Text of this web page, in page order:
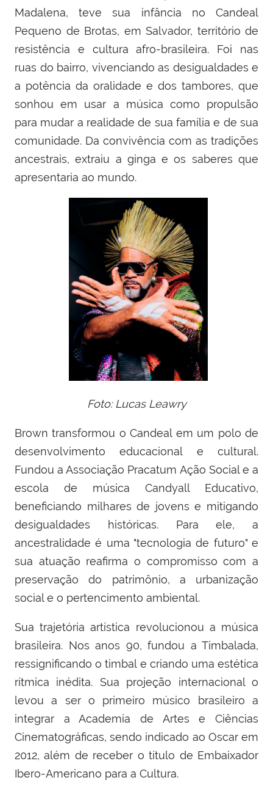
Madalena, teve sua infância no Candeal
Pequeno de Brotas, em Salvador, território de
resistência e cultura afro-brasileira. Foi nas
ruas do bairro, vivenciando as desigualdades e
a potência da oralidade e dos tambores, que
sonhou em usar a música como propulsão
para mudar a realidade de sua família e de sua
comunidade. Da convivência com as tradições
ancestrais, extraiu a ginga e os saberes que
apresentaria ao mundo.
Foto: Lucas Leawry
Brown transformou o Candeal em um polo de
desenvolvimento educacional e cultural.
Fundou a Associação Pracatum Ação Social e a
escola de música Candyall Educativo,
beneficiando milhares de jovens e mitigando
desigualdades históricas. Para ele, a
ancestralidade é uma "tecnologia de futuro" e
sua atuação reafirma o compromisso com a
preservação do patrimônio, a urbanização
social e o pertencimento ambiental.
Sua trajetória artística revolucionou a música
brasileira. Nos anos 90, fundou a Timbalada,
ressignificando o timbal e criando uma estética
rítmica inédita. Sua projeção internacional o
levou a ser o primeiro músico brasileiro a
integrar a Academia de Artes e Ciências
Cinematográficas, sendo indicado ao Oscar em
2012, além de receber o título de Embaixador
Ibero-Americano para a Cultura.